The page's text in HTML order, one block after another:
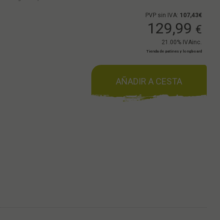
PVP sin IVA: 107,43€
129,99 €
21.00% IVAinc.
Tienda de patines y longboard
AÑADIR A CESTA